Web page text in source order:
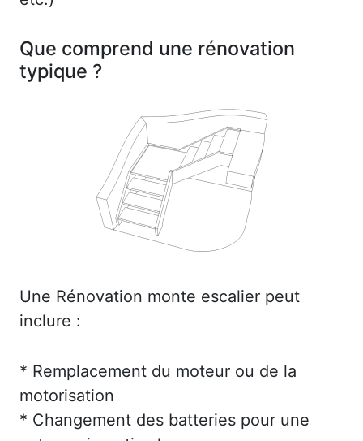
Que comprend une rénovation
typique ?
Une Rénovation monte escalier peut
inclure :
* Remplacement du moteur ou de la
motorisation
* Changement des batteries pour une